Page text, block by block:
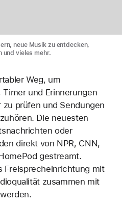
neue Musik zu entdecken,
und vieles mehr.
Weg, um
und Erinnerungen
prüfen und Sendungen
Die neuesten
oder
direkt von NPR, CNN,
gestreamt.
Freisprecheinrichtung mit
zusammen mit